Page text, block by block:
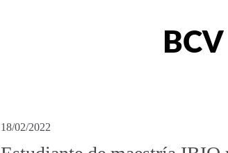
BCV
18/02/2022